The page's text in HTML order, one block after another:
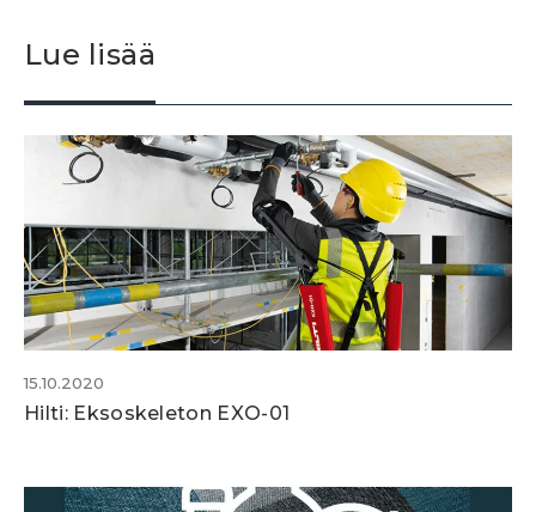
Lue lisää
15.10.2020
Hilti: Eksoskeleton EXO-01